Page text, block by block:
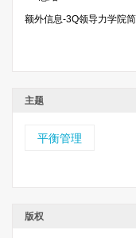
额外信息-3Q领导力学院
主题
平衡管理
版权